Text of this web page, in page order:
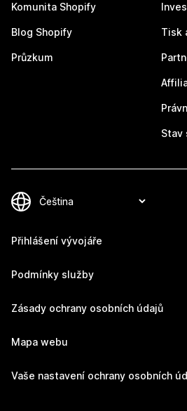
Komunita Shopify
Blog Shopify
Průzkum
Tisk
Stav
Přihlášení vývojáře
Podmínky služby
Zásady ochrany osobních údajů
Mapa webu
Vaše nastavení ochrany osobních